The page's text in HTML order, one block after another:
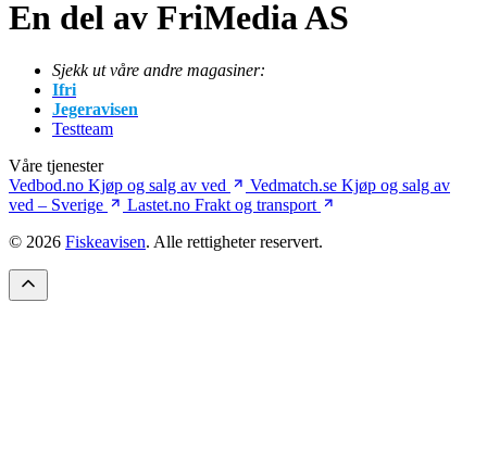
En del av FriMedia AS
Sjekk ut våre andre magasiner:
Ifri
Jegeravisen
Testteam
Våre tjenester
Vedbod.no Kjøp og salg av ved Vedmatch.se Kjøp og salg av
ved – Sverige
Lastet.no Frakt og transport
© 2026 Fiskeavisen. Alle rettigheter reservert.